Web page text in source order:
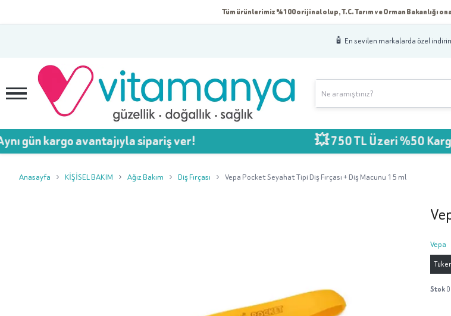
Tüm ürünlerimiz %100 orijinal olup, T.C. Tarım ve Orman Bakanlığı
🧴 En sevilen markalarda özel
avantajıyla sipariş ver! 💥 750 TL Üzeri %50 Kargo
Anasayfa KİŞİSEL BAKIM Ağız Bakım Diş Fırçası Vepa Pocket Seyahat Tipi Diş Fırçası + Diş Macunu 15 ml
Vepa
Stok0